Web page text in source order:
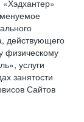
действующего
физическому
услуги
занятости
Сайтов